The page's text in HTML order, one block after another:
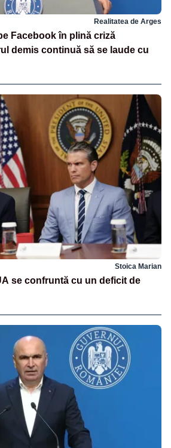
Realitatea de Arges
Facebook în plină criză
demis continuă să se laude cu
Stoica Marian
se confruntă cu un deficit de